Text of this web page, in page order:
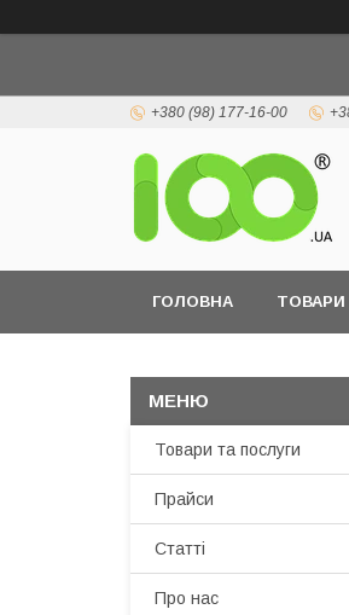
+380 (98) 177-16-00
ГОЛОВНА ТОВАРИ
Товари та послуги
Прайси
Статті
Про нас